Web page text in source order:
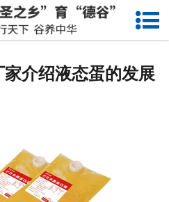
网站首页
产品中心
新闻中心
介绍液态蛋的发展